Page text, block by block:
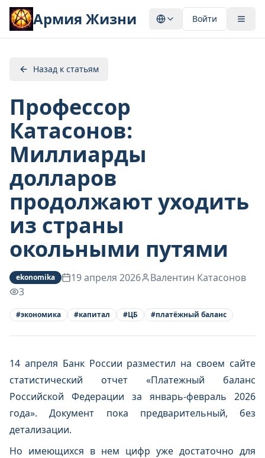
Армия Жизни Войти
Назад к статьям
Профессор
Катасонов:
Миллиарды
долларов
продолжают уходить
из страны
окольными путями
ekonomika 19 апреля 2026
Валентин Катасонов
3
#экономика #капитал #ЦБ #платёжный баланс
14 апреля Банк России разместил на своем сайте
статистический отчет «Платежный баланс
Российской Федерации за январь-февраль 2026
года». Документ пока предварительный, без
детализации.
Но имеющихся в нем цифр уже достаточно для